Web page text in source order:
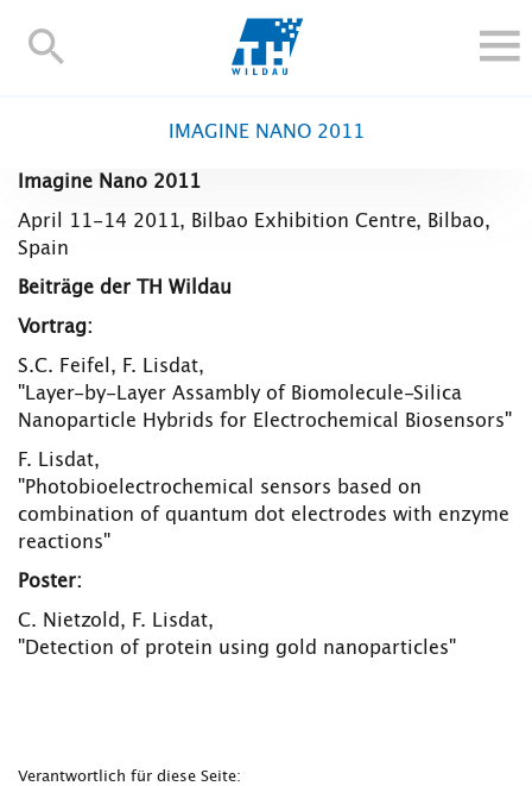
TH-
FORSCHUNG UND TRANSFER
ALUMNI
Blogs Kontakt und Anfahrt Webmail Moodle
TH Online-Portal Personensuche English
IMAGINE NANO 2011
Imagine Nano 2011
April 11-14 2011, Bilbao Exhibition Centre, Bilbao,
Spain
Beiträge der TH Wildau
Vortrag:
S.C. Feifel, F. Lisdat,
"Layer-by-Layer Assambly of Biomolecule-Silica
Nanoparticle Hybrids for Electrochemical Biosensors"
F. Lisdat,
"Photobioelectrochemical sensors based on
combination of quantum dot electrodes with enzyme
reactions"
Poster:
C. Nietzold, F. Lisdat,
"Detection of protein using gold nanoparticles"
Verantwortlich für diese Seite: